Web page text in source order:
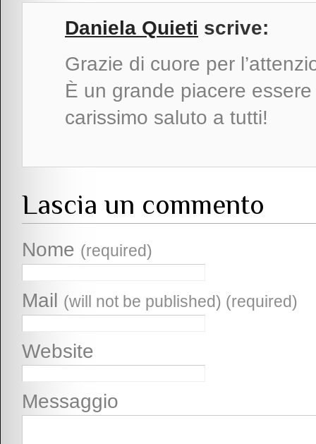
Daniela Quieti scrive:
Grazie di cuore per
È un grande piacere
carissimo saluto a tutti!
Lascia un commento
Nome (required)
Mail (will not be published) (required)
Website
Messaggio